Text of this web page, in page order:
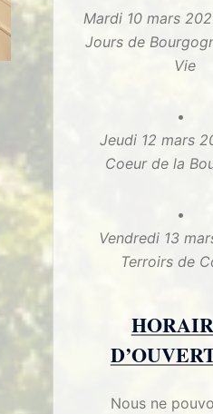
Mardi 10 mars
Jours de
Vie
Jeudi 12 mars
Coeur de la
Vendredi 13
Terroirs de
Nous ne